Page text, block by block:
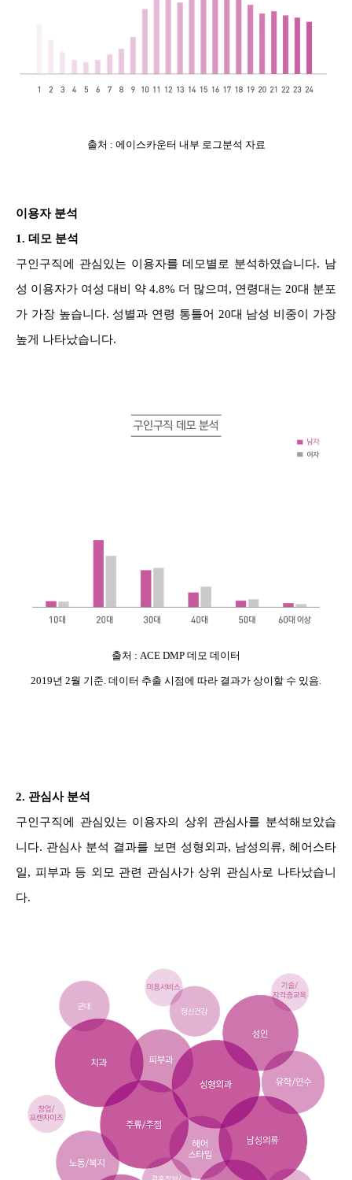
출처 : 에이스카운터 내부 로그분석 자료
이용자 분석
1. 데모 분석
구인구직에 관심있는 이용자를 데모별로 분석하였습니다. 남
성 이용자가 여성 대비 약 4.8% 더 많으며, 연령대는 20대 분포
가 가장 높습니다. 성별과 연령 통틀어 20대 남성 비중이 가장
높게 나타났습니다.
출처 : ACE DMP 데모 데이터
2019년 2월 기준. 데이터 추출 시점에 따라 결과가 상이할 수 있음.
2. 관심사 분석
구인구직에 관심있는 이용자의 상위 관심사를 분석해보았습
니다. 관심사 분석 결과를 보면 성형외과, 남성의류, 헤어스타
일, 피부과 등 외모 관련 관심사가 상위 관심사로 나타났습니
다.